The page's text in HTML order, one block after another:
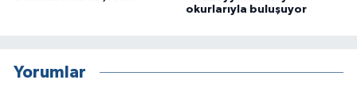
okurlarıyla buluşuyor
Yorumlar